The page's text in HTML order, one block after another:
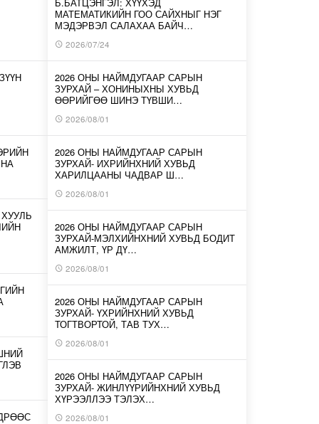
МАТЕМАТИКИЙН ГОО САЙХНЫГ НЭГ
МЭДЭРВЭЛ САЛАХАА БАЙЧ…
2026/07/24
2026 ОНЫ НАЙМДУГААР САРЫН
ЗУРХАЙ – ХОНИНЫХНЫ ХУВЬД
ӨӨРИЙГӨӨ ШИНЭ ТҮВШИ…
2026/08/01
2026 ОНЫ НАЙМДУГААР САРЫН
ЗУРХАЙ- ИХРИЙНХНИЙ ХУВЬД
ХАРИЛЦААНЫ ЧАДВАР Ш…
2026/08/01
2026 ОНЫ НАЙМДУГААР САРЫН
ЗУРХАЙ-МЭЛХИЙНХНИЙ ХУВЬД БОДИТ
АМЖИЛТ, ҮР ДҮ…
2026/08/01
2026 ОНЫ НАЙМДУГААР САРЫН
ЗУРХАЙ- ҮХРИЙНХНИЙ ХУВЬД
ТОГТВОРТОЙ, ТАВ ТУХ…
2026/08/01
2026 ОНЫ НАЙМДУГААР САРЫН
ЗУРХАЙ- ЖИНЛҮҮРИЙНХНИЙ ХУВЬД
ХҮРЭЭЛЛЭЭ ТЭЛЭХ…
2026/08/01